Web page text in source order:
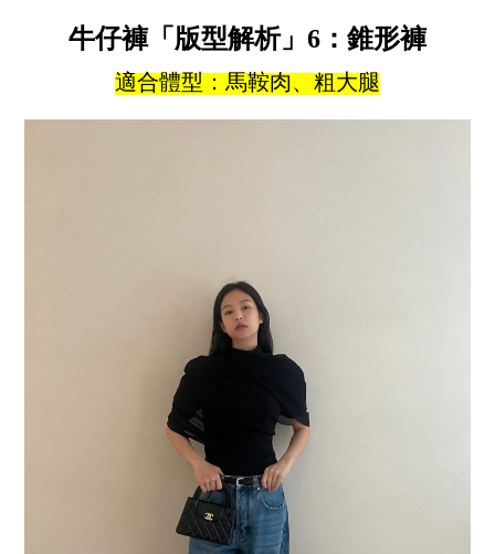
牛仔褲「版型解析」6：錐形褲
適合體型：馬鞍肉、粗大腿